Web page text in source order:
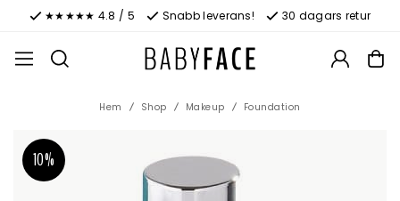
★★★★★ 4.8 / 5 Snabb leverans! 30 dagars retur
Hem Shop Makeup Foundation
10%